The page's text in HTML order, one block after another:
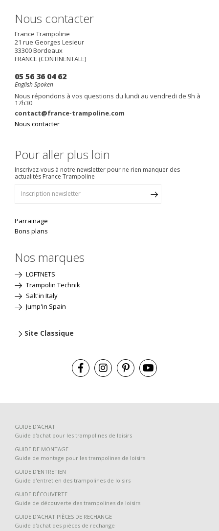
Nous contacter
France Trampoline
21 rue Georges Lesieur
33300Bordeaux
FRANCE (CONTINENTALE)
05 56 36 04 62
English Spoken
Nous répondons à vos questions du lundi au vendredi de 9h à
17h30
contact@france-trampoline.com
Nous contacter
Pour aller plus loin
Inscrivez-vous à notre newsletter pour ne rien manquer des
actualités France Trampoline
Parrainage
Bons plans
Nos marques
LOFTNETS
Trampolin Technik
Salt'in Italy
Jump'in Spain
Site Classique
GUIDE D'ACHAT
Guide d'achat pour les trampolines de loisirs
GUIDE DE MONTAGE
Guide de montage pour les trampolines de loisirs
GUIDE D'ENTRETIEN
Guide d'entretien des trampolines de loisirs
GUIDE DÉCOUVERTE
Guide de découverte des trampolines de loisirs
GUIDE D'ACHAT PIÈCES DE RECHANGE
Guide d'achat des pièces de rechange